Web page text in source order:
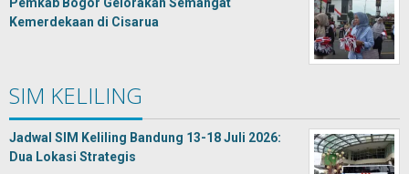
Kemerdekaan di Cisarua
SIM KELILING
Jadwal SIM Keliling Bandung 13-18 Juli 2026:
Dua Lokasi Strategis